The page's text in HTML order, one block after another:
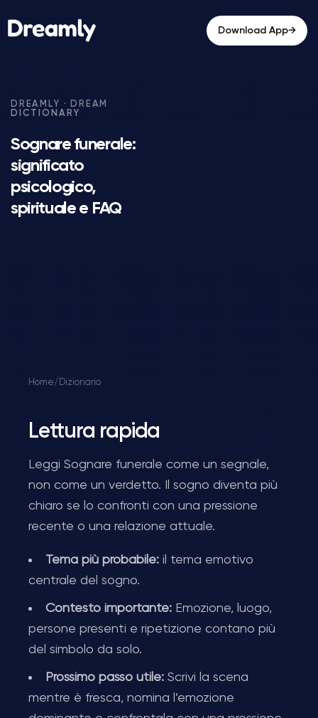
Download App→
Sognare funerale:
significato
psicologico,
spirituale e FAQ
Home/ Dizionario
Lettura rapida
Leggi Sognare funerale come un segnale,
non come un verdetto. Il sogno diventa più
chiaro se lo confronti con una pressione
recente o una relazione attuale.
Tema più probabile: il tema emotivo
centrale del sogno.
Contesto importante: Emozione, luogo,
persone presenti e ripetizione contano più
del simbolo da solo.
Prossimo passo utile: Scrivi la scena
mentre è fresca, nomina l’emozione